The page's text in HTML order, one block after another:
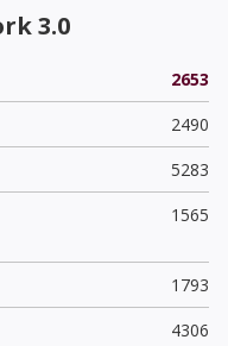
3.0
2653
2490
5283
1565
1793
4306